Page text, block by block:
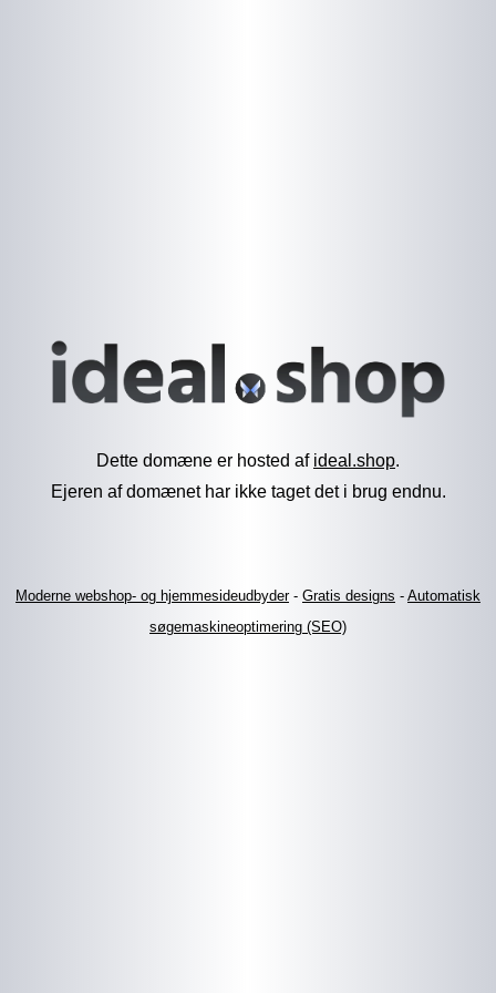
Dette domæne er hosted af ideal.shop.
Ejeren af domænet har ikke taget det i brug endnu.
Moderne webshop- og hjemmesideudbyder- Gratis designs - Automatisk
søgemaskineoptimering (SEO)